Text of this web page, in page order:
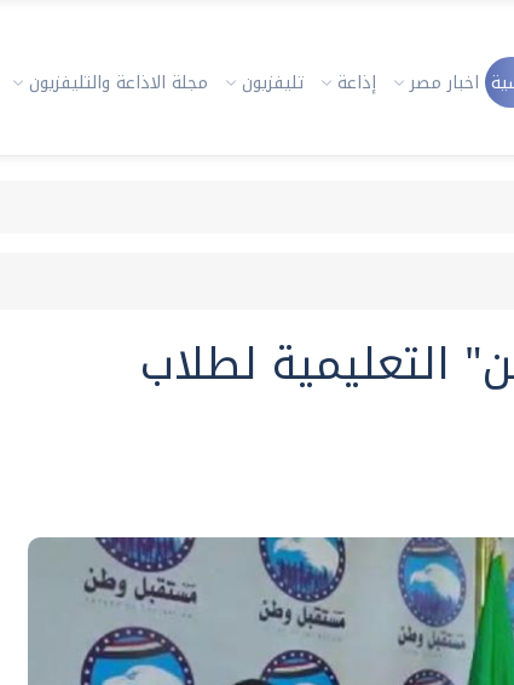
اخبار مصر إذاعة تليفزيون مجلة الاذاعة والتليفزيون
التعليمية لطلاب